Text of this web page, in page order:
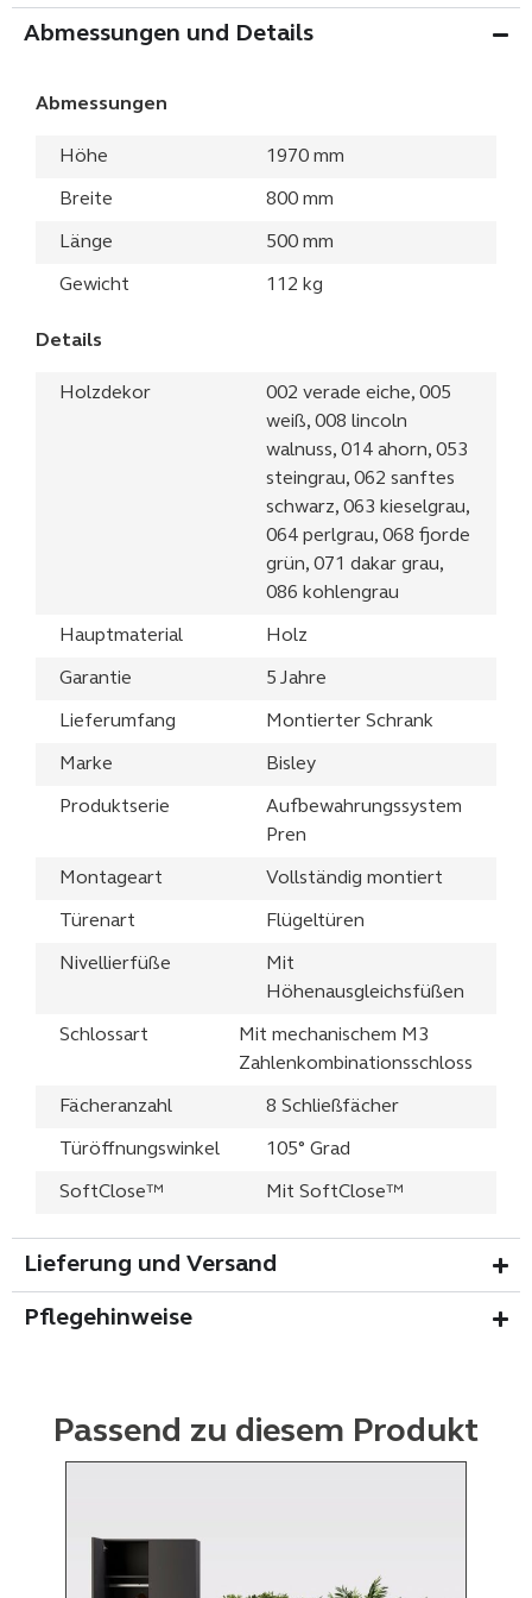
Abmessungen und Details
Abmessungen
Höhe 1970 mm
Breite 800 mm
Länge 500 mm
Gewicht 112 kg
Details
Holzdekor
002 verade eiche, 005
weiß, 008 lincoln
walnuss, 014 ahorn, 053
steingrau, 062 sanftes
schwarz, 063 kieselgrau,
064 perlgrau, 068 fjorde
grün, 071 dakar grau,
086 kohlengrau
Hauptmaterial Holz
Garantie 5 Jahre
Lieferumfang Montierter Schrank
Marke Bisley
Produktserie
Aufbewahrungssystem
Pren
Montageart Vollständig montiert
Türenart Flügeltüren
Nivellierfüße
Mit
Höhenausgleichsfüßen
Schlossart
Mit mechanischem M3
Zahlenkombinationsschloss
Fächeranzahl 8 Schließfächer
Türöffnungswinkel 105° Grad
SoftClose™ Mit SoftClose™
Lieferung und Versand
Pflegehinweise
Passend zu diesem Produkt